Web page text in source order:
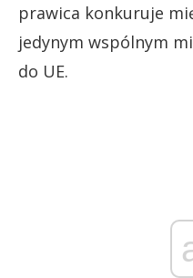
prawica konkuruje
jedynym wspólnym
do UE.